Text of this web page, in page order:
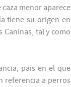
menor aparece
tiene su origen en
Caninas, tal y como
país en el que
referencia a perros